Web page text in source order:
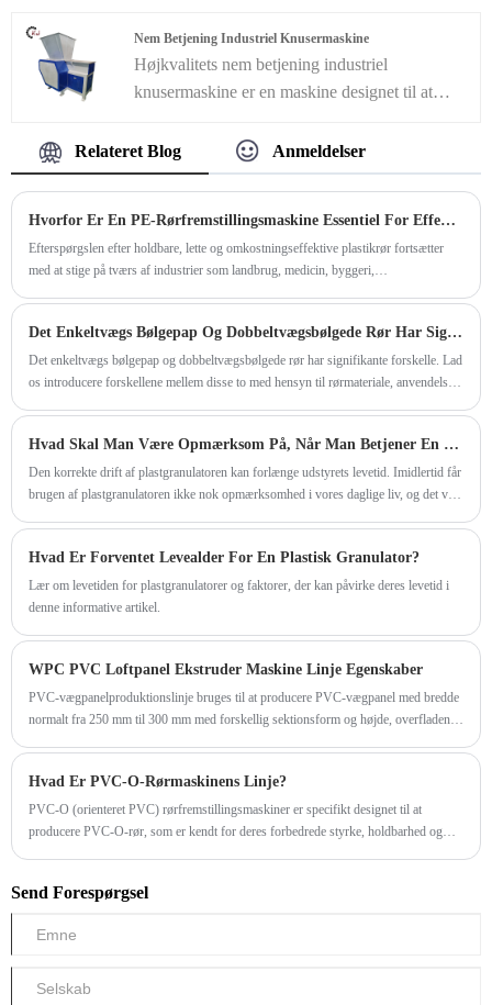
præcisionsteknik og den avancerede teknologi
sikrer denne maskine ensartet kvalitet og hurtig
produktion af PVC-loftpaneler, der opfylder
indretningsindustrier. PVC-
loftspanelproduktionsmaskinen er bygget med
holdbarhed og pålidelighed i tankerne, hvilket
sikrer en langvarig investering for din
virksomhed.
Nem Betjening Industriel Knusermaskine
Højkvalitets nem betjening industriel
knusermaskine er en maskine designet til at
materialer, såsom sten, malme, mineraler eller
industrielt affald. Det bruges typisk i industrier
hvor store mængder materialer skal behandles
effektivt. Fokus for en let betjening industriel
knusermaskine er at give en brugervenlig
operatører.
Relateret Blog Anmeldelser
Hvorfor Er En PE-Rørfremstillingsmaskine Essentiel For Effektiv Fremstilling Af Plastrør
Efterspørgslen efter holdbare, lette og omkostningseffektive plastikrør fortsætter
med at stige på tværs af industrier som landbrug, medicin, byggeri,
virksomheder at producere præcisionspolyethylenrør effektivt og konsekvent.
Det Enkeltvægs Bølgepap Og Dobbeltvægsbølgede Rør Har Signifikante Forskelle.
Det enkeltvægs bølgepap og dobbeltvægsbølgede rør har signifikante forskelle. Lad
os introducere forskellene mellem disse to med hensyn til rørmateriale, anvendelse
Hvad Skal Man Være Opmærksom På, Når Man Betjener En Plastgranulator?
Den korrekte drift af plastgranulatoren kan forlænge udstyrets levetid. Imidlertid får
brugen af plastgranulatoren ikke nok opmærksomhed i vores daglige liv, og det vil
Hvad Er Forventet Levealder For En Plastisk Granulator?
Lær om levetiden for plastgranulatorer og faktorer, der kan påvirke deres levetid i
denne informative artikel.
WPC PVC Loftpanel Ekstruder Maskine Linje Egenskaber
PVC-vægpanelproduktionslinje bruges til at producere PVC-vægpanel med bredde
normalt fra 250 mm til 300 mm med forskellig sektionsform og højde, overfladen af
Hvad Er PVC-O-Rørmaskinens Linje?
PVC-O (orienteret PVC) rørfremstillingsmaskiner er specifikt designet til at
producere PVC-O-rør, som er kendt for deres forbedrede styrke, holdbarhed og
Her findes de vigtigste komponenter, der typisk findes i en PVC-O-rørmaskine:
Send Forespørgsel